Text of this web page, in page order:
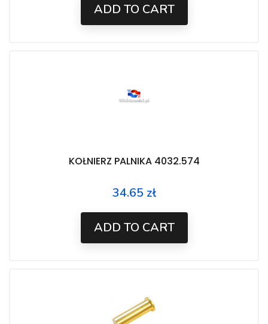
ADD TO CART
KOŁNIERZ PALNIKA 4032.574
Price
34.65 zł
ADD TO CART